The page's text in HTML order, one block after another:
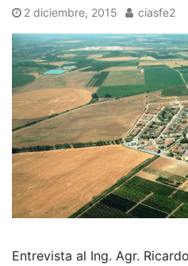
2 diciembre, 2015 ciasfe2
Entrevista al Ing. Agr.